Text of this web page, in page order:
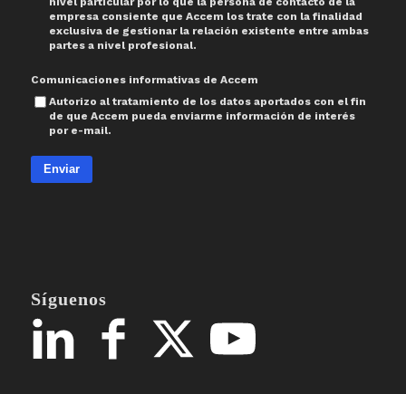
empresa consiente que Accem los trate con la finalidad
exclusiva de gestionar la relación existente entre ambas
partes a nivel profesional.
Comunicaciones informativas de Accem
Autorizo al tratamiento de los datos aportados con el fin
de que Accem pueda enviarme información de interés
por e-mail.
Enviar
Síguenos